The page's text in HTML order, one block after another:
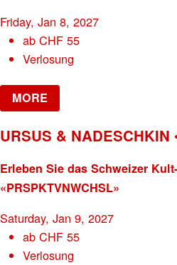
Friday, Jan 8, 2027
abCHF 55
Verlosung
MORE
URSUS & NADESCHKIN
Erleben Sie das Schweizer
«PRSPKTVNWCHSL»
Saturday, Jan 9, 2027
abCHF 55
Verlosung